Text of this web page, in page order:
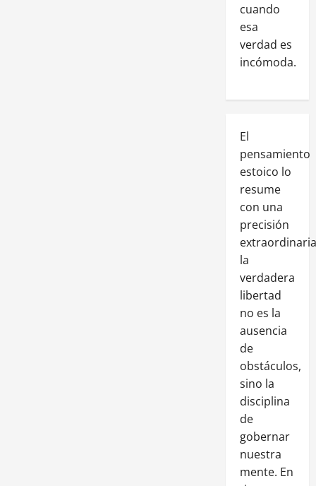
cuando
esa
verdad es
incómoda.
El
pensamiento
estoico lo
resume
con una
precisión
la
verdadera
libertad
no es la
ausencia
de
obstáculos,
sino la
disciplina
de
gobernar
nuestra
mente. En